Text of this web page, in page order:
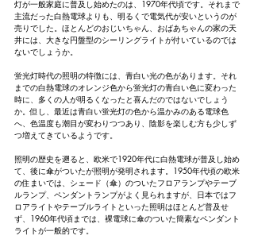
灯が一般家庭に普及し始めたのは、1970年代頃です。それまで
主流だった白熱電球よりも、明るくで電気代が安いというのが
売りでした。ほとんどのおじいちゃん、おばあちゃんの家の天
井には、大きな円盤型のシーリングライトが付いているのでは
ないでしょうか。
蛍光灯時代の照明の特徴には、青白い光の色があります。それ
までの白熱電球のオレンジ色から蛍光灯の青白い色に変わった
時に、多くの人が明るくなったと喜んだのではないでしょう
か。但し、最近は青白い蛍光灯の色から温かみのある電球色
へ、色温度も潮目が変わりつつあり、陰影を楽しむ方も少しず
つ増えてきているようです。
照明の歴史を遡ると、欧米で1920年代に白熱電球が普及し始め
て、後に傘がついたが照明が発明されます。1950年代頃の欧米
の住まいでは、シェード（傘）のついたフロアランプやテーブ
ルランプ、ペンダントランプがよく見られますが、日本ではフ
ロアライトやテーブルライトといった照明はほとんど普及せ
ず、1960年代頃までは、裸電球に傘のついた簡素なペンダント
ライトが一般的です。